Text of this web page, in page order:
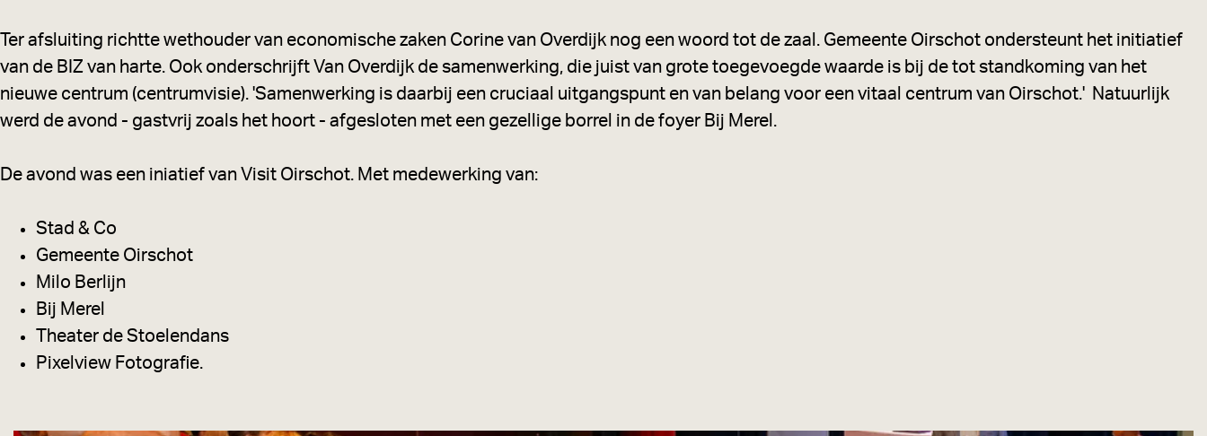
Ter afsluiting richtte wethouder van economische zaken Corine van Overdijk nog een woord tot de zaal. Gemeente Oirschot ondersteunt het initiatief
van de BIZ van harte. Ook onderschrijft Van Overdijk de samenwerking, die juist van grote toegevoegde waarde is bij de tot standkoming van het
nieuwe centrum (centrumvisie). 'Samenwerking is daarbij een cruciaal uitgangspunt en van belang voor een vitaal centrum van Oirschot.' Natuurlijk
werd de avond - gastvrij zoals het hoort - afgesloten met een gezellige borrel in de foyer Bij Merel.
De avond was een iniatief van Visit Oirschot. Met medewerking van:
Stad & Co
Gemeente Oirschot
Milo Berlijn
Bij Merel
Theater de Stoelendans
Pixelview Fotografie.